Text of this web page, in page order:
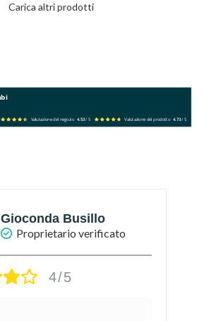
Carica altri prodotti
Valutazione del negozio 4.53/ 5 Valutazione del prodotto 4.73/ 5
Gioconda Busillo
Proprietario verificato
4/5